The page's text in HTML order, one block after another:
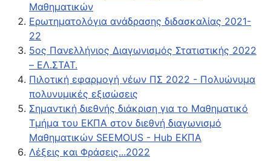
Μαθηματικών
Ερωτηματολόγια ανάδρασης διδασκαλίας 2021-
22
5ος Πανελλήνιος Διαγωνισμός Στατιστικής 2022
– ΕΛ.ΣΤΑΤ.
Πιλοτική εφαρμογή νέων ΠΣ 2022 - Πολυώνυμα
πολυνυμικές εξισώσεις
Σημαντική διεθνής διάκριση για το Μαθηματικό
Τμήμα του ΕΚΠΑ στον διεθνή διαγωνισμό
Μαθηματικών SEEMOUS - Hub ΕΚΠΑ
Λέξεις και Φράσεις...2022